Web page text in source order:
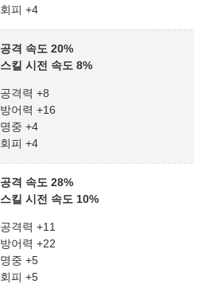
회피 +4
공격 속도 20%
스킬 시전 속도 8%
공격력 +8
방어력 +16
명중 +4
회피 +4
공격 속도 28%
스킬 시전 속도 10%
공격력 +11
방어력 +22
명중 +5
회피 +5